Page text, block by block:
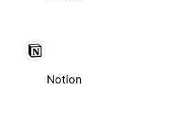
Notion